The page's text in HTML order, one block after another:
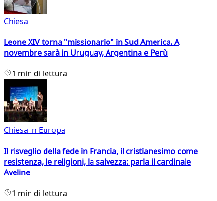
Chiesa
Leone XIV torna "missionario" in Sud America. A
novembre sarà in Uruguay, Argentina e Perù
1 min di lettura
Chiesa in Europa
Il risveglio della fede in Francia, il cristianesimo come
resistenza, le religioni, la salvezza: parla il cardinale
Aveline
1 min di lettura